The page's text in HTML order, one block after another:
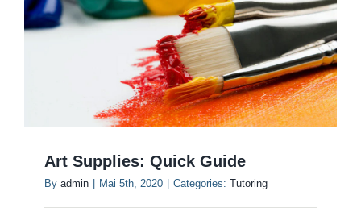
Art Supplies: Quick Guide
By admin Mai 5th, 2020 Categories: Tutoring